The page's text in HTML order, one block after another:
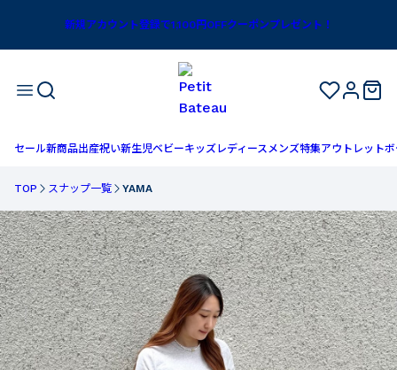
新規アカウント登録で1,100円OFFクーポンプレゼント！
セール新商品出産祝い新生児ベビーキッズ レディースメンズ特集アウトレットボ
TOP スナップ一覧 YAMA